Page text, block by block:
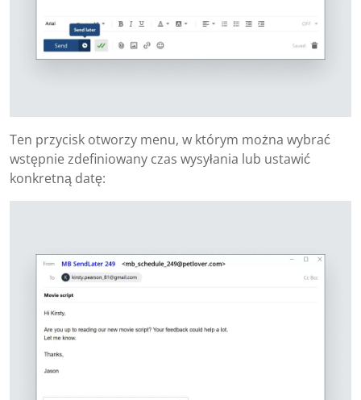
Ten przycisk otworzy menu, w którym można wybrać
wstępnie zdefiniowany czas wysyłania lub ustawić
konkretną datę: